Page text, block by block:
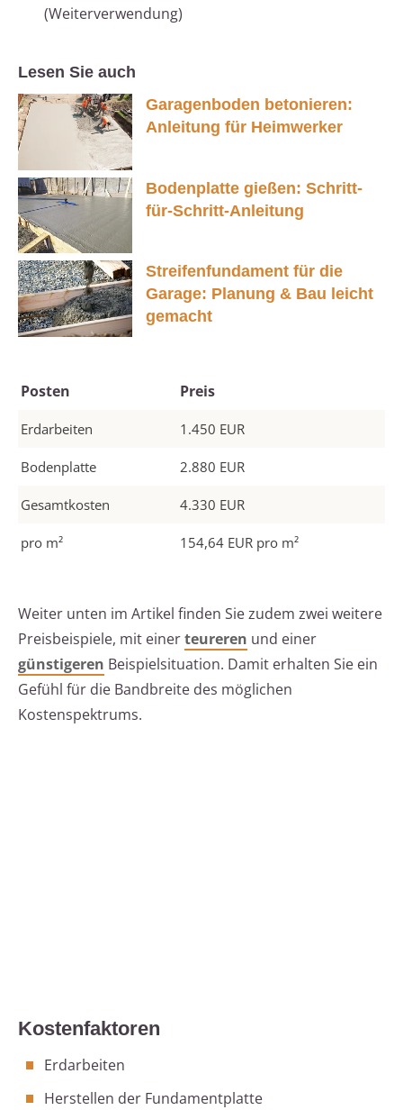
(Weiterverwendung)
Lesen Sie auch
Garagenboden betonieren:
Anleitung für Heimwerker
Bodenplatte gießen: Schritt-
für-Schritt-Anleitung
Streifenfundament für die
Garage: Planung & Bau leicht
gemacht
Posten Preis
Erdarbeiten 1.450 EUR
Bodenplatte 2.880 EUR
Gesamtkosten 4.330 EUR
pro m² 154,64 EUR pro m²
Weiter unten im Artikel finden Sie zudem zwei weitere
Preisbeispiele, mit einerteureren und einer
günstigeren Beispielsituation. Damit erhalten Sie ein
Gefühl für die Bandbreite des möglichen
Kostenspektrums.
Kostenfaktoren
Erdarbeiten
Herstellen der Fundamentplatte